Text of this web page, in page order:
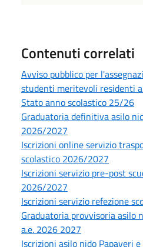
Contenuti correlati
Avviso pubblico per
studenti meritevoli residenti
Stato anno scolastico 25/26
Graduatoria definitiva asilo
2026/2027
Iscrizioni online servizio
scolastico 2026/2027
Iscrizioni servizio pre-post
2026/2027
Iscrizioni servizio refezione
Graduatoria provvisoria asilo
a.e. 2026 2027
Iscrizioni asilo nido Papaveri